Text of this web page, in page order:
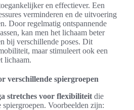
en effectiever. Een
verminderen en de uitvoering
Door regelmatig ontspannende
kan men het lichaam beter
bij verschillende poses. Dit
maar stimuleert ook een
lichaam.
verschillende spiergroepen
stretches voor flexibiliteit die
Voorbeelden zijn: